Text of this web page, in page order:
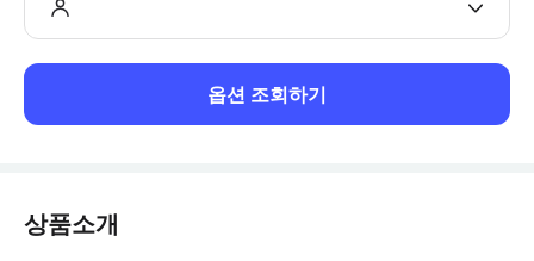
옵션 조회하기
상품소개